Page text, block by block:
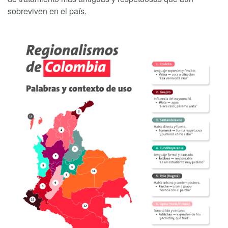
sobreviven en el país.